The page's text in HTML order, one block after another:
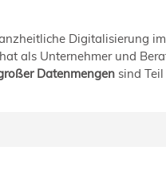
Digitalisierung
als Unternehmer und
Datenmengen sind